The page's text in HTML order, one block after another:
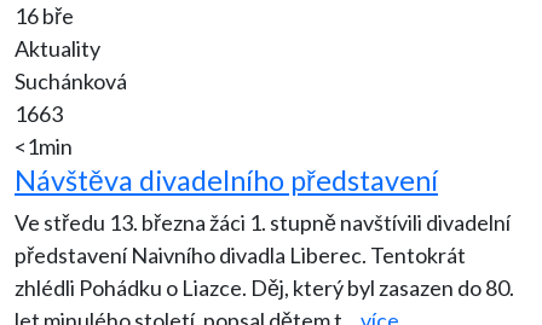
16 bře
Aktuality
Suchánková
1663
<1min
Návštěva divadelního představení
Ve středu 13. března žáci 1. stupně navštívili divadelní
představení Naivního divadla Liberec. Tentokrát
zhlédli Pohádku o Liazce. Děj, který byl zasazen do 80.